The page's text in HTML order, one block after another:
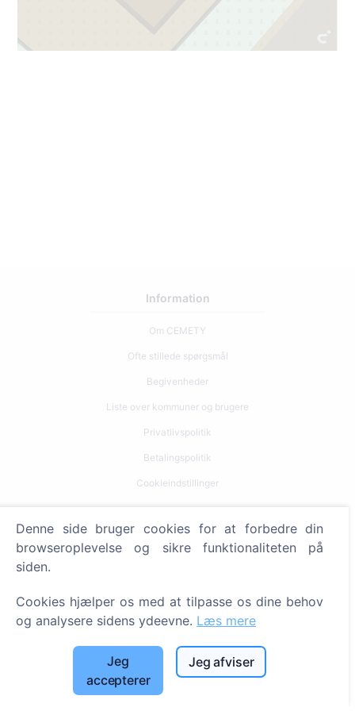
Information
Om CEMETY
Ofte stillede spørgsmål
Begivenheder
Liste over kommuner og brugere
Privatlivspolitik
Betalingspolitik
Cookieindstillinger
Søg efter afdøde
Tjenester
Kontakt
SIA "CEMETY", LV40103618951
Denne side bruger cookies for at forbedre din
browseroplevelse og sikre funktionaliteten på
siden.
Cookies hjælper os med at tilpasse os dine behov
og analysere sidens ydeevne. Læs mere
Jeg
accepterer
Jeg afviser